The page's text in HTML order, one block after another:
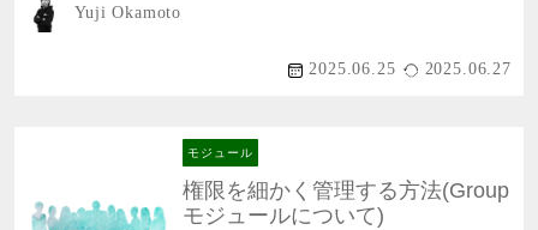
Yuji Okamoto
2025.06.25 2025.06.27
モジュール
権限を細かく管理する方法(Group
モジュールについて)